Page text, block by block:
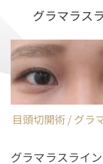
グラマラス
目頭切開術 / グラ
グラマラスライ